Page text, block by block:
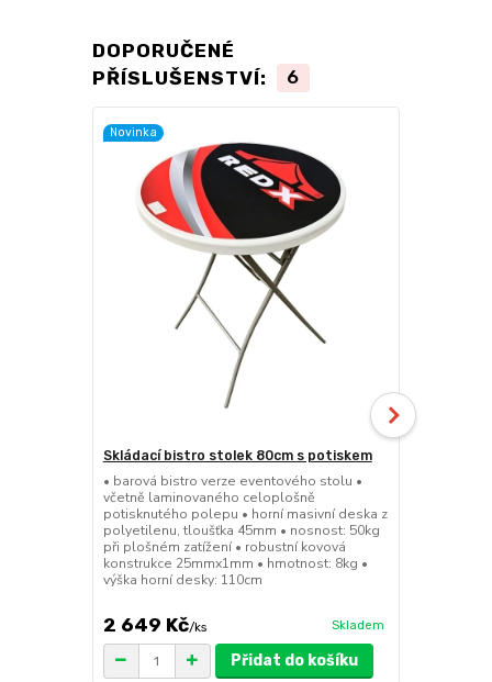
DOPORUČENÉ
PŘÍSLUŠENSTVÍ:
6
Novinka
Skládací bistro stolek 80cm s potiskem
• barová bistro verze eventového stolu •
včetně laminovaného celoplošně
potisknutého polepu • horní masivní deska z
polyetilenu, tloušťka 45mm • nosnost: 50kg
při plošném zatížení • robustní kovová
konstrukce 25mmx1mm • hmotnost: 8kg •
výška horní desky: 110cm
2 649 Kč/ks Skladem
Přidat do košíku